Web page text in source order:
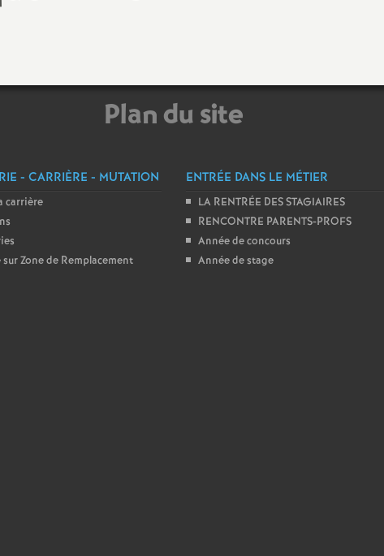
N
t
o
n
a
Education - Vie Scolaire
Plan du site
- CARRIÈRE - MUTATION
carrière
Zone de Remplacement
ENTRÉE DANS LE MÉTIER
LA RENTRÉE DES STAGIAIRES
RENCONTRE PARENTS-PROFS
Année de concours
Année de stage